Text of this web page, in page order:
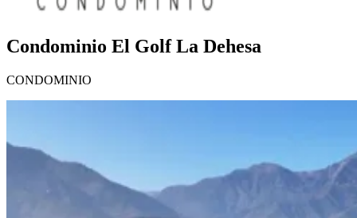
Condominio El Golf La Dehesa
CONDOMINIO